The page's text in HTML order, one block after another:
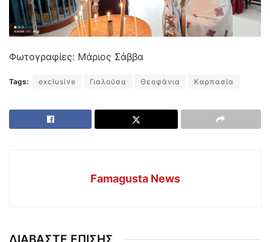
Φωτογραφίες: Μάριος Σάββα
Tags: exclusive Γιαλούσα Θεοφάνια Καρπασία
Famagusta News
ΔΙΑΒΑΣΤΕ ΕΠΙΣΗΣ